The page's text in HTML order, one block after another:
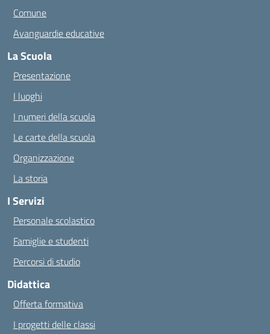
Comune
Avanguardie educative
La Scuola
Presentazione
I luoghi
I numeri della scuola
Le carte della scuola
Organizzazione
La storia
I Servizi
Personale scolastico
Famiglie e studenti
Percorsi di studio
Didattica
Offerta formativa
I progetti delle classi